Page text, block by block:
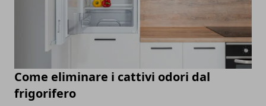
Come eliminare i cattivi odori dal
frigorifero